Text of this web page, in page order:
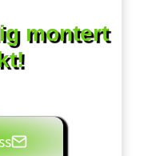
montert